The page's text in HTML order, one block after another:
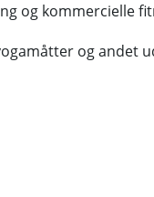
og kommercielle
og andet